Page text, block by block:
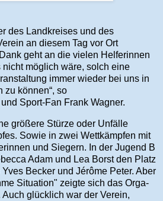
des Landkreises und des
an diesem Tag vor Ort
geht an die vielen Helferinnen
nicht möglich wäre, solch eine
immer wieder bei uns in
zu können“, so
Sport-Fan Frank Wagner.
größere Stürze oder Unfälle
Sowie in zwei Wettkämpfen mit
und Siegern. In der Jugend B
Adam und Lea Borst den Platz
Becker und Jérôme Peter. Aber
Situation" zeigte sich das Orga-
glücklich war der Verein,